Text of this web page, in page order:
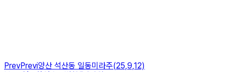
PrevPrevi양산 석산동 일동미라주(25,9,12)